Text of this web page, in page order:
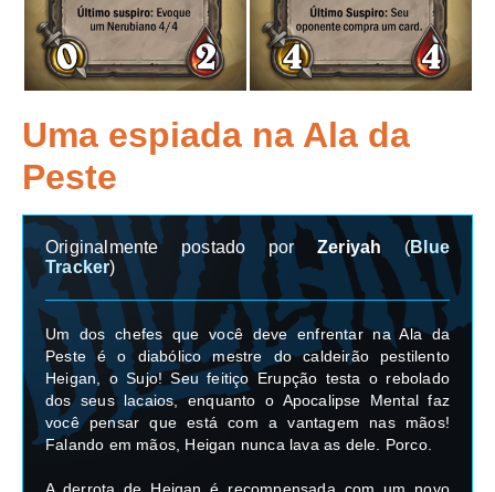
Uma espiada na Ala da
Peste
Originalmente postado porZeriyah (Blue
Tracker)
Um dos chefes que você deve enfrentar na Ala da
Peste é o diabólico mestre do caldeirão pestilento
Heigan, o Sujo! Seu feitiço Erupção testa o rebolado
dos seus lacaios, enquanto o Apocalipse Mental faz
você pensar que está com a vantagem nas mãos!
Falando em mãos, Heigan nunca lava as dele. Porco.